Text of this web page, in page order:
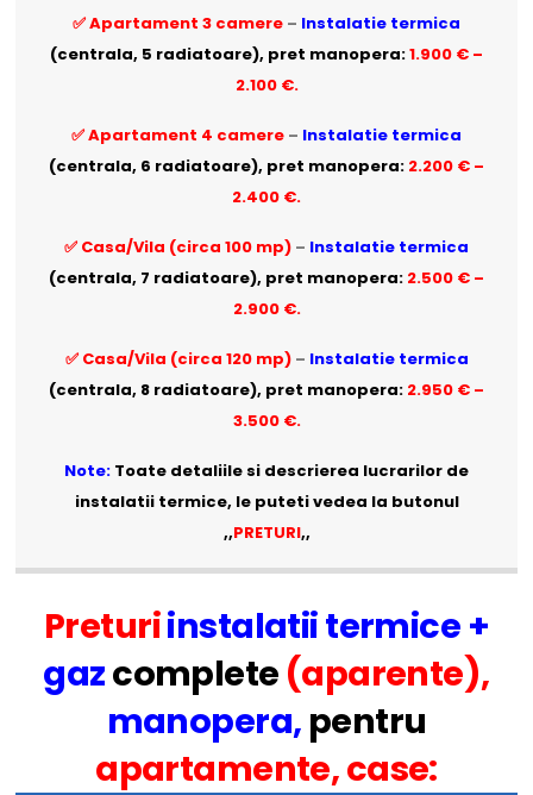
✅ Apartament 3 camere – Instalatie termica
(centrala, 5 radiatoare), pret manopera:1.900 € –
2.100 €.
✅ Apartament 4 camere – Instalatie termica
(centrala, 6 radiatoare), pret manopera: 2.200 € –
2.400 €.
✅ Casa/Vila (circa 100 mp) – Instalatie termica
(centrala, 7 radiatoare), pret manopera: 2.500 € –
2.900 €.
✅ Casa/Vila (circa 120 mp)– Instalatie termica
(centrala, 8 radiatoare), pret manopera: 2.950 € –
3.500 €.
Note: Toate detaliile si descrierea lucrarilor de
instalatii termice, le puteti vedea la butonul
,,PRETURI,,
Preturiinstalatii termice +
gazcomplete (aparente),
manopera, pentru
apartamente, case: